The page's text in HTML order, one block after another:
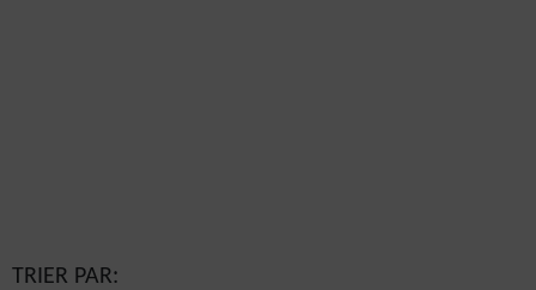
TRIER PAR: